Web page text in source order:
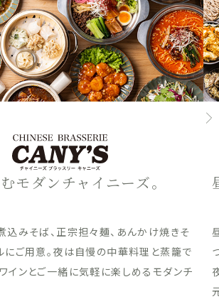
モダンチャイニーズ。
込みそば、正宗担々麺、あんかけ焼きそ
にご用意。夜は自慢の中華料理と蒸籠で
インとご一緒に気軽に楽しめるモダンチ